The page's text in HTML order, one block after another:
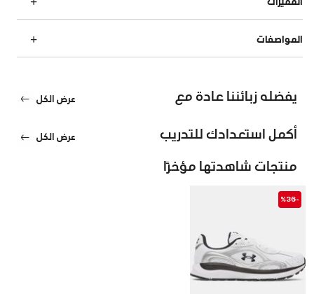
المواصفات
يفضله زبائننا عادة مع عرض الكل
أكمل استعدادك للتدريب عرض الكل
منتجات شاهدتها مؤخرًا
-%36